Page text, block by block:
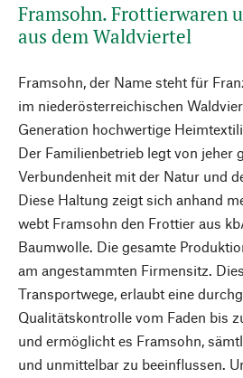
Framsohn. Frottierwaren
aus dem Waldviertel
Framsohn, der Name steht für
im niederösterreichischen
Generation hochwertige
Der Familienbetrieb legt von jeher
Verbundenheit mit der Natur und
Diese Haltung zeigt sich anhand
webt Framsohn den Frottier aus
Baumwolle. Die gesamte
am angestammten Firmensitz.
Transportwege, erlaubt eine
Qualitätskontrolle vom Faden bis
und ermöglicht es Framsohn,
und unmittelbar zu beeinflussen.